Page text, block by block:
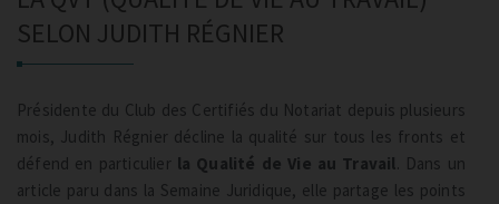
INFOS PRATIQUES
CONTACT
NOS TARIFS
PRISE DE RENDEZ-VOUS
SELON JUDITH RÉGNIER
Présidente du Club des Certifiés du Notariat depuis plusieurs
mois, Judith Régnier décline la qualité sur tous les fronts et
défend en particulier la Qualité de Vie au Travail . Dans un
article paru dans la Semaine Juridique, elle partage les points